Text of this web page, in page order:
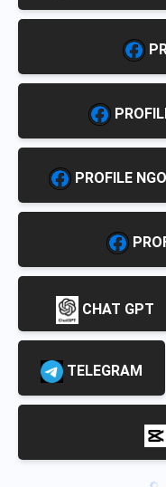
PROFILE
CHAT GPT
TELEGRAM